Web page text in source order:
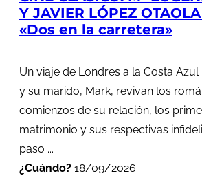
Y JAVIER LÓPEZ
«Dos en la carretera»
Un viaje de Londres a la Costa
y su marido, Mark, revivan los
comienzos de su relación, los
matrimonio y sus respectivas
paso ...
¿Cuándo? 18/09/2026